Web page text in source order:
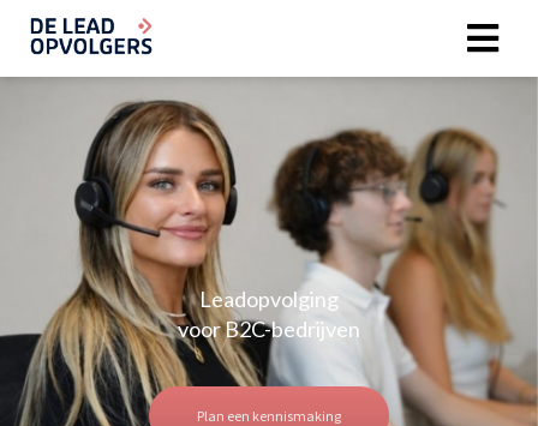
Leadopvolging
voor B2C-bedrijven
Plan een kennismaking